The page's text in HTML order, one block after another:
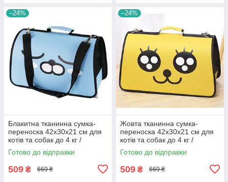
–24%
Блакитна тканинна сумка-
переноска 42x30x21 см для
котів та собак до 4 кг /
Дорожній контейнер з сіткою
та жорстким дном
Готово до відправки
509 ₴ 669 ₴
–24%
Жовта тканинна сумка-
переноска 42x30x21 см для
котів та собак до 4 кг /
Дорожній контейнер з сіткою
та жорстким дном
Готово до відправки
509 ₴ 669 ₴